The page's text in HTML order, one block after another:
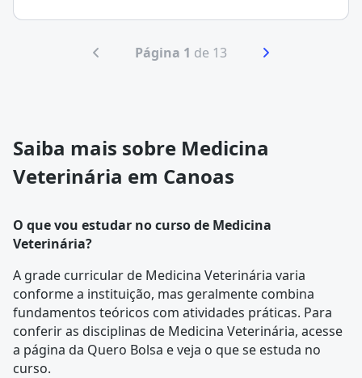
Página 1 de 13
Saiba mais sobre Medicina
Veterinária em Canoas
O que vou estudar no curso de Medicina
Veterinária?
A grade curricularde Medicina Veterinária varia
conforme a instituição, mas geralmente combina
fundamentos teóricos com atividades práticas. Para
conferir as disciplinas de Medicina Veterinária, acesse
a página da Quero Bolsa e veja o que se estuda no
curso.